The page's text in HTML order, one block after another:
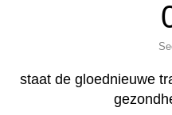
staat de gloednieuwe